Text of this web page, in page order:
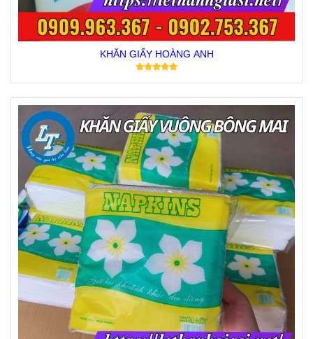
KHĂN GIẤY HOÀNG ANH